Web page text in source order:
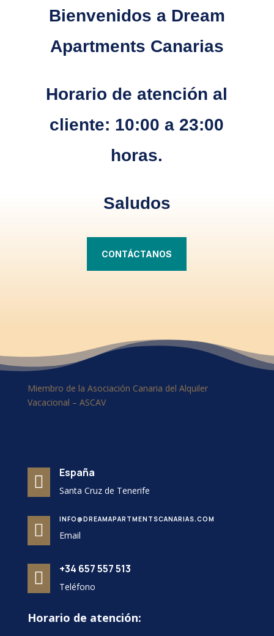
Bienvenidos a Dream
Apartments Canarias
Horario de atención al
cliente: 10:00 a 23:00
horas.
Saludos
CONTÁCTANOS
Miembro de la Asociación Canaria del Alquiler
Vacacional – ASCAV
 España
Santa Cruz de Tenerife

INFO@DREAMAPARTMENTSCANARIAS.COM
Email
 +34 657 557 513
Teléfono
Horario de atención: